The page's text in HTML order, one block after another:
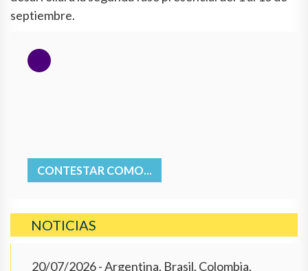
septiembre.
CONTESTAR COMO...
NOTICIAS
20/07/2026- Argentina, Brasil, Colombia,